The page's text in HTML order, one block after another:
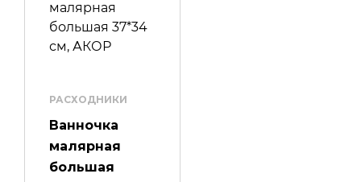
РАСХОДНИКИ
Ванночка
малярная
большая